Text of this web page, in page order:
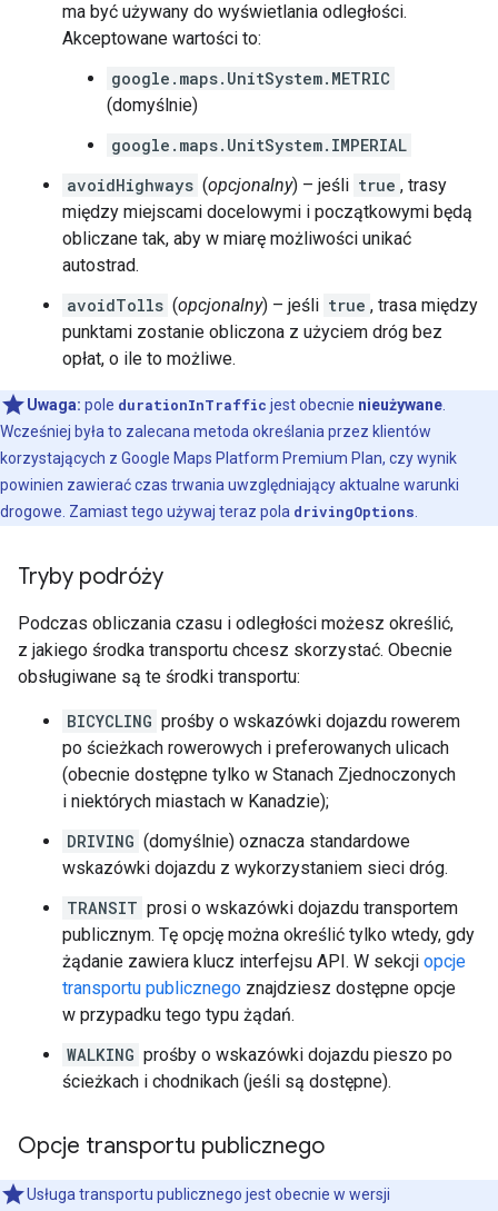
ma być używany do wyświetlania odległości.
Akceptowane wartości to:
google.maps.UnitSystem.METRIC
(domyślnie)
google.maps.UnitSystem.IMPERIAL
avoidHighways (opcjonalny) – jeśli true , trasy
między miejscami docelowymi i początkowymi będą
obliczane tak, aby w miarę możliwości unikać
autostrad.
avoidTolls (opcjonalny) – jeśli true , trasa między
punktami zostanie obliczona z użyciem dróg bez
opłat, o ile to możliwe.
Uwaga: pole durationInTraffic jest obecnie nieużywane.
Wcześniej była to zalecana metoda określania przez klientów
korzystających z Google Maps Platform Premium Plan, czy wynik
powinien zawierać czas trwania uwzględniający aktualne warunki
drogowe. Zamiast tego używaj teraz pola drivingOptions.
Tryby podróży
Podczas obliczania czasu i odległości możesz określić,
z jakiego środka transportu chcesz skorzystać. Obecnie
obsługiwane są te środki transportu:
BICYCLING prośby o wskazówki dojazdu rowerem
po ścieżkach rowerowych i preferowanych ulicach
(obecnie dostępne tylko w Stanach Zjednoczonych
i niektórych miastach w Kanadzie);
DRIVING (domyślnie) oznacza standardowe
wskazówki dojazdu z wykorzystaniem sieci dróg.
TRANSIT prosi o wskazówki dojazdu transportem
publicznym. Tę opcję można określić tylko wtedy, gdy
żądanie zawiera klucz interfejsu API. W sekcji opcje
transportu publicznego znajdziesz dostępne opcje
w przypadku tego typu żądań.
WALKING prośby o wskazówki dojazdu pieszo po
ścieżkach i chodnikach (jeśli są dostępne).
Opcje transportu publicznego
Usługa transportu publicznego jest obecnie w wersji